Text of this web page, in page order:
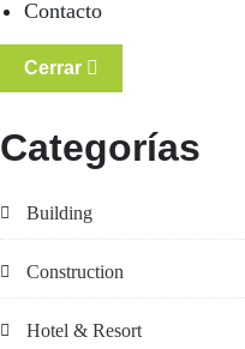
Contacto
Cerrar
Categorías
Building
Construction
Hotel & Resort